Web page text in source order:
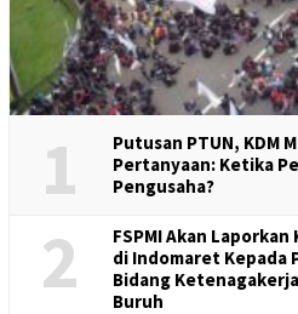
1
Putusan PTUN, KDM
Pertanyaan: Ketika
Pengusaha?
2
FSPMI Akan
di Indomaret Kepada
Bidang
Buruh